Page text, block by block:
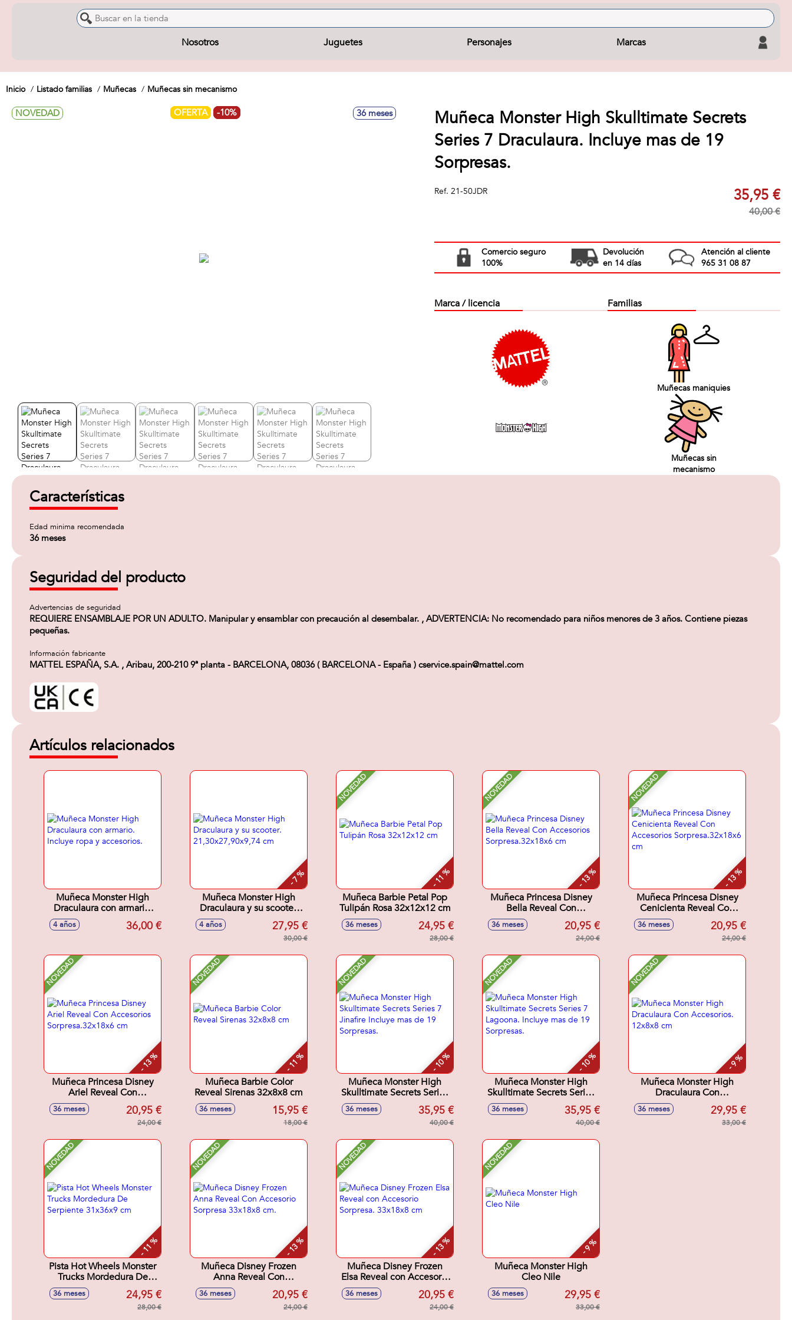
Nosotros Juguetes Personajes Marcas
Inicio Listado familias Muñecas Muñecas sin mecanismo
NOVEDAD OFERTA -10% 36 meses
Muñeca Monster High Skulltimate Secrets
Series 7 Draculaura. Incluye mas de 19
Sorpresas.
Ref. 21-50JDR 35,95 €
40,00 €
Comercio seguro
100%
Devolución
en 14 días
Atención al cliente
965 31 08 87
Marca / licencia Familias
Muñecas maniquies
Muñecas sin
mecanismo
Características
Edad minima recomendada
36 meses
Seguridad del producto
Advertencias de seguridad
REQUIERE ENSAMBLAJE POR UN ADULTO. Manipular y ensamblar con precaución al desembalar. , ADVERTENCIA: No recomendado para niños menores de 3 años. Contiene piezas
pequeñas.
Información fabricante
MATTEL ESPAÑA, S.A. , Aribau, 200-210 9ª planta - BARCELONA, 08036 ( BARCELONA - España ) cservice.spain@mattel.com
Artículos relacionados
Muñeca Monster High
Draculaura con armario.
Incluye ropa y accesorios.
4 años 36,00 €
- 7 %
Muñeca Monster High
Draculaura y su scooter.
21,30x27,90x9,74 cm
4 años 27,95 €
30,00 €
NOVEDAD
- 11 %
Muñeca Barbie Petal Pop
Tulipán Rosa 32x12x12 cm
36 meses 24,95 €
28,00 €
NOVEDAD
- 13 %
Muñeca Princesa Disney
Bella Reveal Con
Accesorios
Sorpresa.32x18x6 cm
36 meses 20,95 €
24,00 €
NOVEDAD
- 13 %
Muñeca Princesa Disney
Cenicienta Reveal Con
Accesorios
Sorpresa.32x18x6 cm
36 meses 20,95 €
24,00 €
NOVEDAD
- 13 %
Muñeca Princesa Disney
Ariel Reveal Con
Accesorios
Sorpresa.32x18x6 cm
36 meses 20,95 €
24,00 €
NOVEDAD
- 11 %
Muñeca Barbie Color
Reveal Sirenas 32x8x8 cm
36 meses 15,95 €
18,00 €
NOVEDAD
- 10 %
Muñeca Monster High
Skulltimate Secrets Series
7 Jinafire Incluye mas de
19 Sorpresas.
36 meses 35,95 €
40,00 €
NOVEDAD
- 10 %
Muñeca Monster High
Skulltimate Secrets Series
7 Lagoona. Incluye mas de
19 Sorpresas.
36 meses 35,95 €
40,00 €
NOVEDAD
- 9 %
Muñeca Monster High
Draculaura Con
Accesorios. 12x8x8 cm
36 meses 29,95 €
33,00 €
NOVEDAD
- 11 %
Pista Hot Wheels Monster
Trucks Mordedura De
Serpiente 31x36x9 cm
36 meses 24,95 €
28,00 €
NOVEDAD
- 13 %
Muñeca Disney Frozen
Anna Reveal Con
Accesorio Sorpresa
33x18x8 cm.
36 meses 20,95 €
24,00 €
NOVEDAD
- 13 %
Muñeca Disney Frozen
Elsa Reveal con Accesorio
Sorpresa. 33x18x8 cm
36 meses 20,95 €
24,00 €
NOVEDAD
- 9 %
Muñeca Monster High
Cleo Nile
36 meses 29,95 €
33,00 €